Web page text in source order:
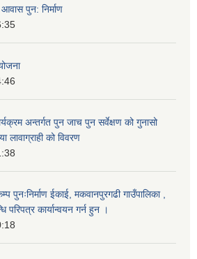
पुन: निर्माण
अन्तर्गत पुन जाच पुन सर्वेक्षण को गुनासो
लावाग्राही को विवरण
पुनःनिर्माण ईकाई, मकवानपुरगढी गाउँपालिका ,
परिपत्र कार्यान्वयन गर्न हुन ।